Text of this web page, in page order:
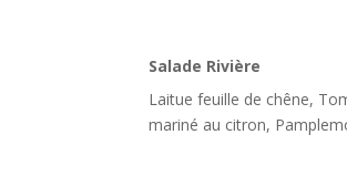
Salade Rivière
Laitue feuille de chêne,
mariné au citron,